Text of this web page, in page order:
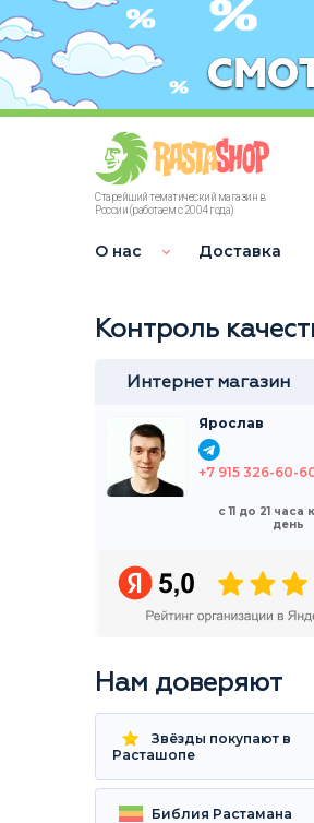
Старейший тематический магазин в
России (работаем с 2004 года)
О нас Доставка
Контроль
Интернет магазин
Ярослав
+7 915 326-60-
с 11 до 21
день
Нам доверяют
Звёзды покупают в
Расташопе
Библия Растамана